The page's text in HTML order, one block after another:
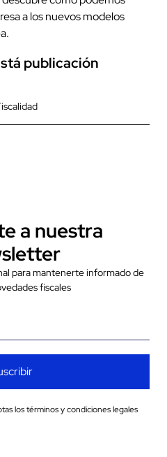
a los nuevos modelos
publicación
a nuestra
para mantenerte informado de
fiscales
los términos y condiciones legales